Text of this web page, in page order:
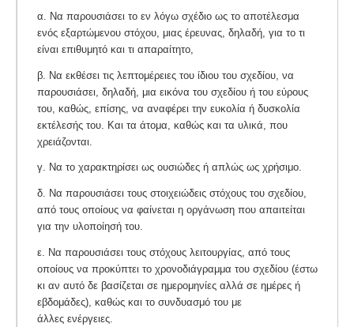
α. Να παρουσιάσει το εν λόγω σχέδιο ως το αποτέλεσμα
ενός εξαρτώμενου στόχου, μιας έρευνας, δηλαδή, για το τι
είναι επιθυμητό και τι απαραίτητο,
β. Να εκθέσει τις λεπτομέρειες του ίδιου του σχεδίου, να
παρουσιάσει, δηλαδή, μια εικόνα του σχεδίου ή του εύρους
του, καθώς, επίσης, να αναφέρει την ευκολία ή δυσκολία
εκτέλεσής του. Και τα άτομα, καθώς και τα υλικά, που
χρειάζονται.
γ. Να το χαρακτηρίσει ως ουσιώδες ή απλώς ως χρήσιμο.
δ. Να παρουσιάσει τους στοιχειώδεις στόχους του σχεδίου,
από τους οποίους να φαίνεται η οργάνωση που απαιτείται
για την υλοποίησή του.
ε. Να παρουσιάσει τους στόχους λειτουργίας, από τους
οποίους να προκύπτει το χρονοδιάγραμμα του σχεδίου (έστω
κι αν αυτό δε βασίζεται σε ημερομηνίες αλλά σε ημέρες ή
εβδομάδες), καθώς και το συνδυασμό του με
άλλες ενέργειες.